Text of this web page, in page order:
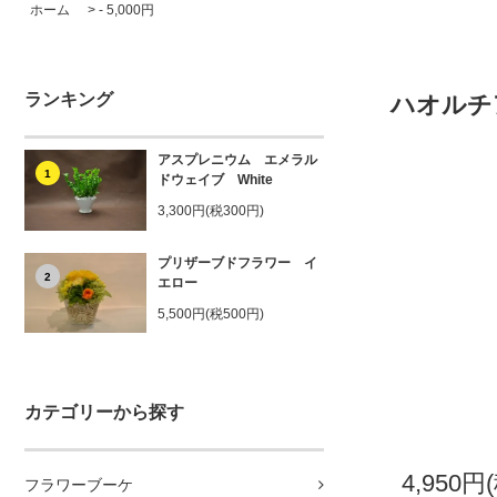
ホーム
> - 5,000円
ランキング
1
アスプレニウム エメラル
ドウェイブ White
3,300円(税300円)
2
プリザーブドフラワー イ
エロー
5,500円(税500円)
カテゴリーから探す
フラワーブーケ
ハオル
4,950円